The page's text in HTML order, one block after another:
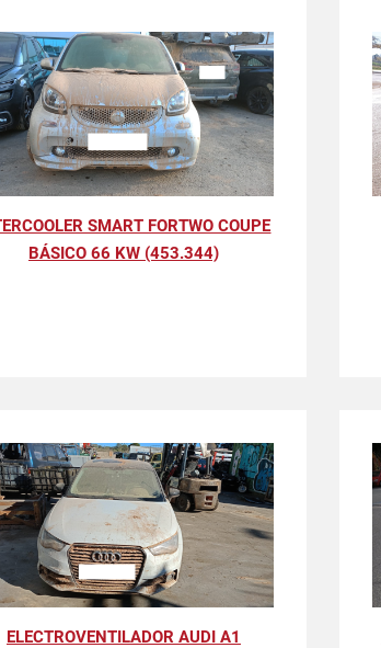
SMART FORTWO COUPE
BÁSICO 66 KW (453.344)
ELECTROVENTILADOR AUDI A1